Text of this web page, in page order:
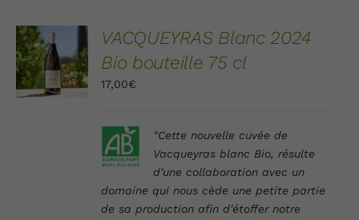
AJOUTER
AU
PANIER
/
DÉTAILS
VACQUEYRAS Blanc 2024
Bio bouteille 75 cl
17,00€
"Cette nouvelle cuvée de
Vacqueyras blanc Bio, résulte
d'une collaboration avec un
domaine qui nous cède une petite partie
de sa production afin d'étoffer notre